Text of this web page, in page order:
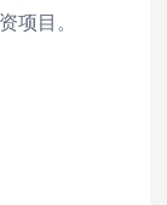
项目。